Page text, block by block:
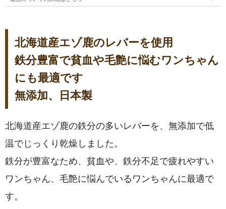
北海道産エゾ鹿のレバーを使用
鉄分豊富で貧血や毛艶に悩むワンちゃん
にも最適です
無添加、日本製
北海道産エゾ鹿の鉄分の多いレバーを、無添加で低
温でじっくり乾燥しました。
鉄分が豊富なため、貧血や、鉄分不足で疲れやすい
ワンちゃん、毛艶に悩んでいるワンちゃんに最適で
す。